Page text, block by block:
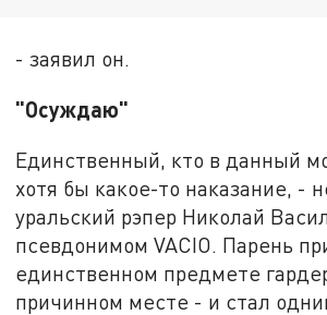
- заявил он.
"Осуждаю"
Единственный, кто в данный
хотя бы какое-то наказание, -
уральский рэпер Николай
псевдонимом VACIO. Парень
единственном предмете
причинном месте - и стал